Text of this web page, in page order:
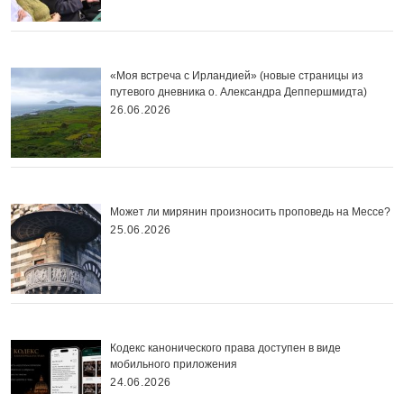
«Моя встреча с Ирландией» (новые страницы из
путевого дневника о. Александра Деппершмидта)
26.06.2026
Может ли мирянин произносить проповедь на Мессе?
25.06.2026
Кодекс канонического права доступен в виде
мобильного приложения
24.06.2026